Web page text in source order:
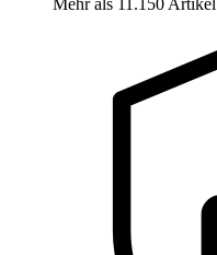
Mehr als 11.150 Artikel